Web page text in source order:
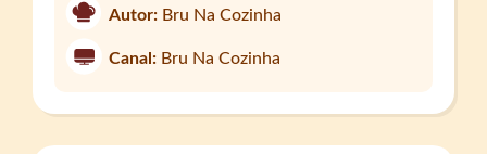
Autor: Bru Na Cozinha
Canal: Bru Na Cozinha